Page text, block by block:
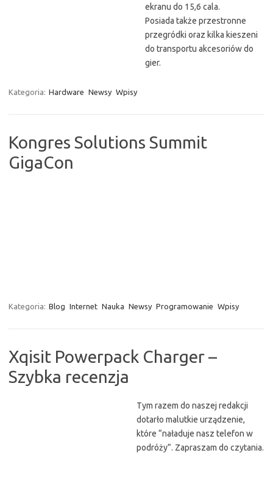
ekranu do 15,6 cala.
Posiada także przestronne
przegródki oraz kilka kieszeni
do transportu akcesoriów do
gier.
Kategoria: Hardware Newsy Wpisy
Kongres Solutions Summit
GigaCon
Kategoria: Blog Internet Nauka Newsy Programowanie Wpisy
Xqisit Powerpack Charger –
Szybka recenzja
Tym razem do naszej redakcji
dotarło malutkie urządzenie,
które “naładuje nasz telefon w
podróży”. Zapraszam do czytania.